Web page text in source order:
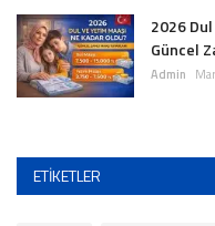
2026
Güncel
Admin
ETIKETLER